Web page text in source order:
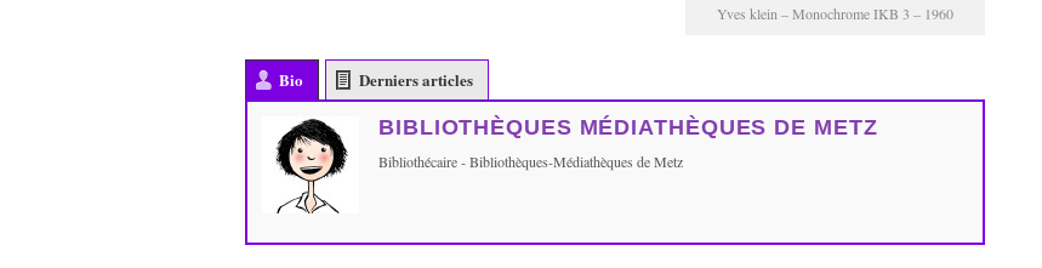
Yves klein – Monochrome IKB 3 – 1960
Bio Derniers articles
BIBLIOTHÈQUES MÉDIATHÈQUES DE METZ
Bibliothécaire - Bibliothèques-Médiathèques de Metz